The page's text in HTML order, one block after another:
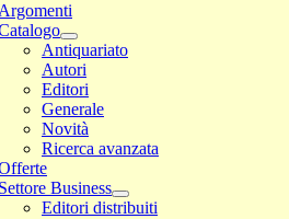
Antiquariato
Autori
Editori
Generale
Novità
Ricerca avanzata
Business
Editori distribuiti